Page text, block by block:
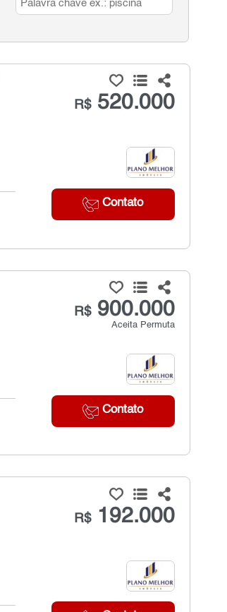
R$520.000
Contato
R$900.000
Aceita Permuta
Contato
R$192.000